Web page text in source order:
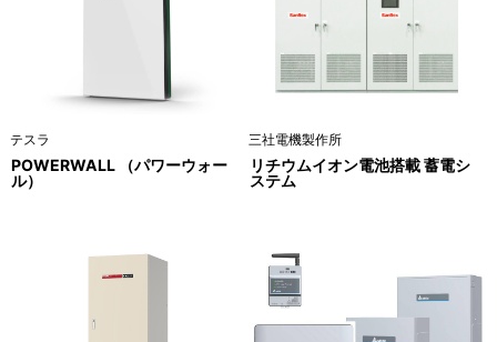
テスラ
POWERWALL （パワーウォー
ル）
三社電機製作所
リチウムイオン電池搭載 蓄電シ
ステム